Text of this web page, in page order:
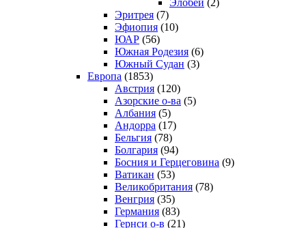
Эритрея (7)
Эфиопия (10)
ЮАР (56)
Южная Родезия (6)
Южный Судан (3)
Европа (1853)
Австрия (120)
Азорские о-ва (5)
Албания (5)
Андорра (17)
Бельгия (78)
Болгария (94)
Босния и Герцеговина (9)
Ватикан (53)
Великобритания (78)
Венгрия (35)
Германия (83)
Гернси о-в (21)